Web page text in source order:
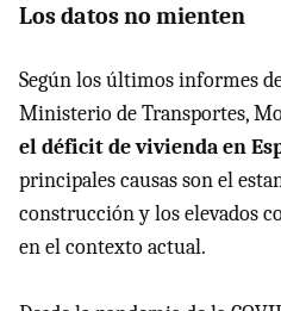
Los datos no mienten
Según los últimos informes
Ministerio de Transportes,
el déficit de vivienda en
principales causas son el
construcción y los elevados
en el contexto actual.